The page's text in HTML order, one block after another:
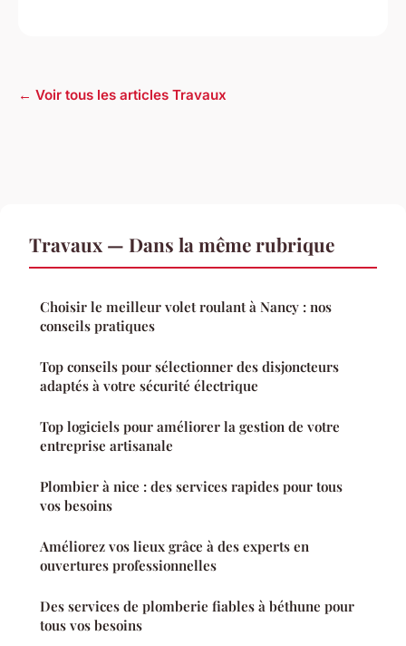
← Voir tous les articles Travaux
Travaux — Dans la même rubrique
Choisir le meilleur volet roulant à Nancy : nos
conseils pratiques
Top conseils pour sélectionner des disjoncteurs
adaptés à votre sécurité électrique
Top logiciels pour améliorer la gestion de votre
entreprise artisanale
Plombier à nice : des services rapides pour tous
vos besoins
Améliorez vos lieux grâce à des experts en
ouvertures professionnelles
Des services de plomberie fiables à béthune pour
tous vos besoins